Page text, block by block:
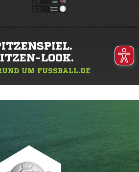
LOOK.
UM FUSSBALL.DE